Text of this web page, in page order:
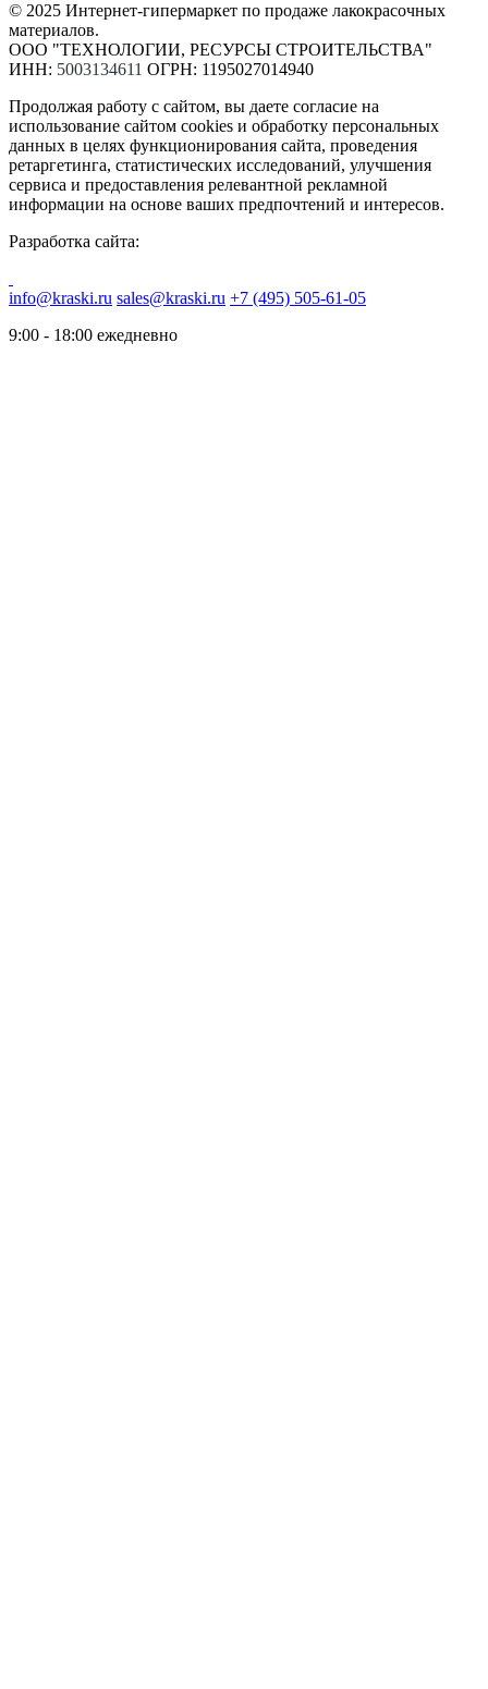
© 2025 Интернет-гипермаркет по продаже лакокрасочных
материалов.
ООО "ТЕХНОЛОГИИ, РЕСУРСЫ СТРОИТЕЛЬСТВА"
ИНН: 5003134611 ОГРН: 1195027014940
Продолжая работу с сайтом, вы даете согласие на
использование сайтом cookies и обработку персональных
данных в целях функционирования сайта, проведения
ретаргетинга, статистических исследований, улучшения
сервиса и предоставления релевантной рекламной
информации на основе ваших предпочтений и интересов.
Разработка сайта:
info@kraski.ru sales@kraski.ru +7 (495) 505-61-05
9:00 - 18:00 ежедневно